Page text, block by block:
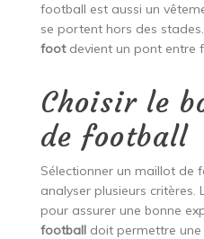
football est aussi un
se portent hors des
footdevient un pont entre
Choisir le
de football
Sélectionner un maillot de
analyser plusieurs critères.
pour assurer une bonne
footballdoit permettre une